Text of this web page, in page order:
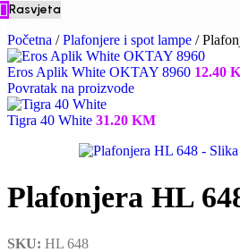
Rasvjeta
Početna / Plafonjere i spot lampe /
Eros Aplik White OKTAY 8960 12.40
Povratak na proizvode
Tigra 40 White 31.20 KM
Plafonjera HL
SKU: HL 648